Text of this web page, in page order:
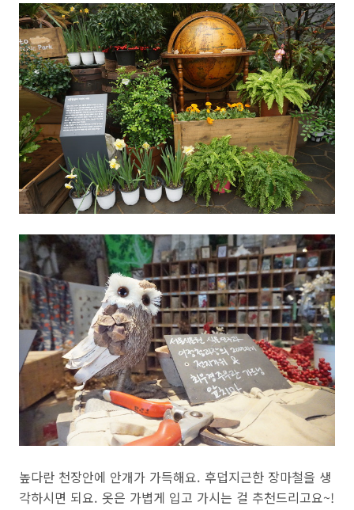
높다란 천장안에 안개가 가득해요. 후덥지근한 장마철을 생
각하시면 되요. 옷은 가볍게 입고 가시는 걸 추천드리고요~!